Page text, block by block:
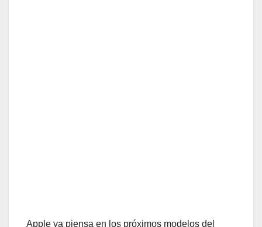
Apple ya piensa en los próximos modelos del